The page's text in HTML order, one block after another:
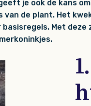
je ook de kans
de plant. Het
Met